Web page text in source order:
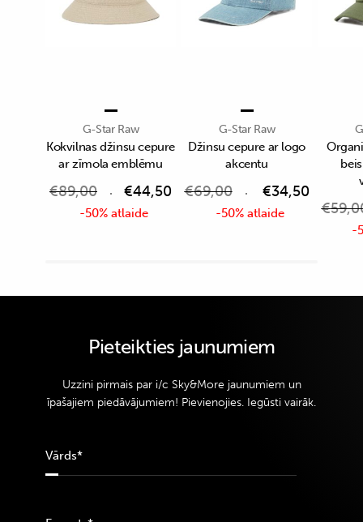
G-Star Raw
Kokvilnas džinsu cepure
ar zīmola emblēmu
€89,00 €44,50
-50% atlaide
G-Star Raw
Džinsu cepure ar logo
akcentu
€69,00 €34,50
-50% atlaide €
-
Pieteikties jaunumiem
Uzzini pirmais par i/c Sky&More jaunumiem un
īpašajiem piedāvājumiem! Pievienojies. Iegūsti vairāk.